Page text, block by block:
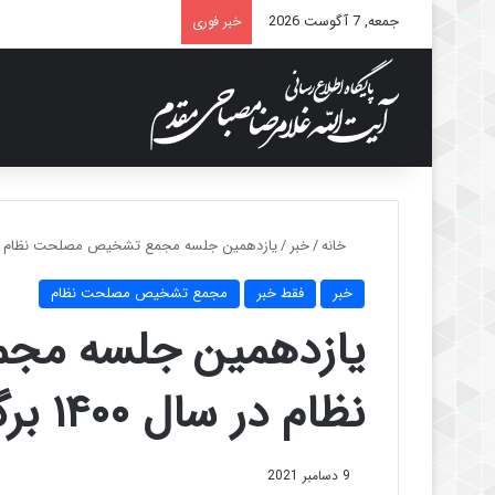
جمعه, 7 آگوست 2026 خبر فوری
خانه/خبر /یازدهمین جلسه مجمع تشخیص مصلحت نظام در سال ۱۴۰۰
خبر فقط خبر مجمع تشخیص مصلحت نظام
یازدهمین جلسه
نظام در سال ۱۴۰۰ برگزار شد.
9 دسامبر 2021